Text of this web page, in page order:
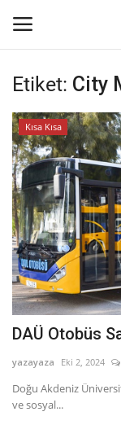
Oturum aç
Ana Sayfa
Kripto Para
İletişim
Genel
Kodlama
Dil
Etiket: City
Kısa Kısa
DAÜ Otobüs
yazayaza Eki 2, 2024
Doğu Akdeniz
ve sosyal...